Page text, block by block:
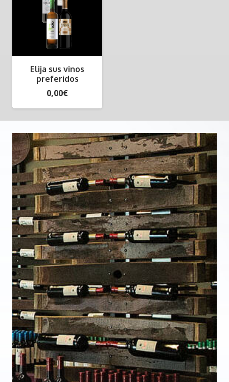
Elija sus vinos
preferidos
0,00€